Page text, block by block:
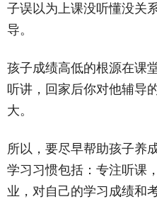
子误以为上课没听懂没关
导。
孩子成绩高低的根源在课
听讲，回家后你对他辅导
大。
所以，要尽早帮助孩子养
学习习惯包括：专注听课
业，对自己的学习成绩和